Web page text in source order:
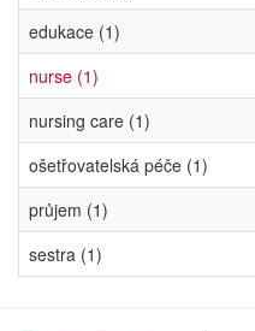
edukace (1)
nurse (1)
nursing care (1)
ošetřovatelská péče (1)
průjem (1)
sestra (1)